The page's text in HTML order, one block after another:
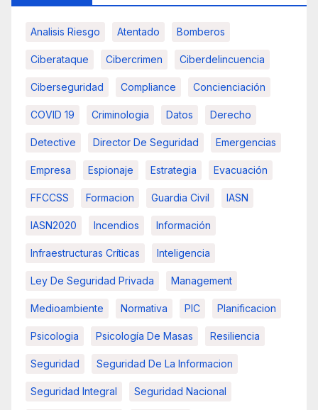
Analisis Riesgo Atentado Bomberos
Ciberataque Cibercrimen Ciberdelincuencia
Ciberseguridad Compliance Concienciación
COVID 19 Criminologia Datos Derecho
Detective Director De Seguridad Emergencias
Empresa Espionaje Estrategia Evacuación
FFCCSS Formacion Guardia Civil IASN
IASN2020 Incendios Información
Infraestructuras Críticas Inteligencia
Ley De Seguridad Privada Management
Medioambiente Normativa PIC Planificacion
Psicologia Psicología De Masas Resiliencia
Seguridad Seguridad De La Informacion
Seguridad Integral Seguridad Nacional